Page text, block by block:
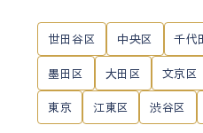
世田谷区 中央区 千代
墨田区 大田区 文京区
東京 江東区 渋谷区